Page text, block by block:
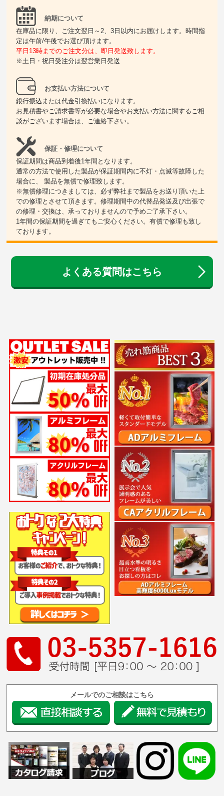
納期について
在庫品に限り、ご注文翌日～2、3日以内にお届けします。時間指
定は午前/午後でお選び頂けます。
平日13時までのご注文分は、即日発送致します。
※土日・祝日受注分は翌営業日発送
お支払い方法について
銀行振込または代金引換払いになります。
お見積書やご請求書等が必要な場合やお支払い方法に関するご相
談がございます場合は、ご連絡下さい。
保証・修理について
保証期間は商品到着後1年間となります。
通常の方法で使用した製品が保証期間内に不灯・点滅等故障した
場合に、 製品を無償で修理致します。
※無償修理につきましては、必ず弊社まで製品をお送り頂いた上
での修理とさせて頂きます。修理期間中の代替品発送及び出張で
の修理・交換は、承っておりませんので予めご了承下さい。
1年間の保証期間を過ぎてもご安心ください。有償で修理も致し
ております。
よくある質問はこちら
メールでのご相談はこちら